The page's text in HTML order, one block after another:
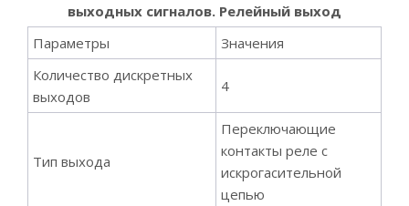
выходных сигналов. Релейный выход
Параметры
Значения
Количество дискретных
выходов
4
Тип выхода
Переключающие
контакты реле с
искрогасительной
цепью